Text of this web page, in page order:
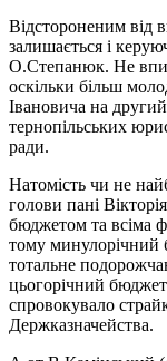
Відстороненим від
залишається і
О.Степанюк. Не
оскільки більш
Івановича на
тернопільських
ради.
Натомість чи не
голови пані
бюджетом та всіма
тому
тотальне
цьогорічний
спровокувало
Держказначейства.